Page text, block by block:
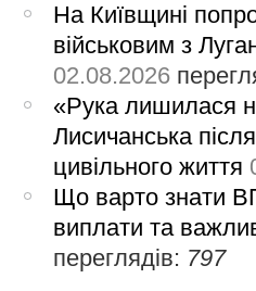
На Київщині
військовим з
02.08.2026
«Рука лишилася
Лисичанська
цивільного життя
Що варто знати
виплати та
переглядів: 797